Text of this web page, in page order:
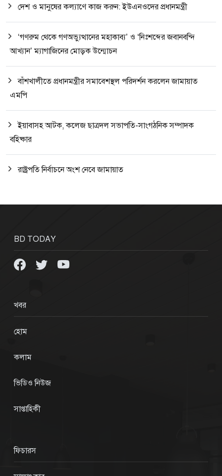
দেশ ও মানুষের কল্যাণে কাজ করুন: ইউএনওদের প্রধানমন্ত্রী
‘গণরুম থেকে গণঅভ্যুত্থানের মহাকাব্য’ ও ‘নিঃশব্দের জবানবন্দি
আখ্যান’ ম্যাগাজিনের মোড়ক উন্মোচন
বাঁশখালীতে প্রধানমন্ত্রীর সমাবেশস্থল পরিদর্শন করলেন জামায়াত
এমপি
ইয়াবাসহ আটক, কলেজ ছাত্রদল সভাপতি-সাংগঠনিক সম্পাদক
বহিষ্কার
রাষ্ট্রপতি নির্বাচনে অংশ নেবে জামায়াত
BD TODAY
খবর
হোম
কলাম
ভিডিও নিউজ
সাপ্তাহিকী
ফিচারস